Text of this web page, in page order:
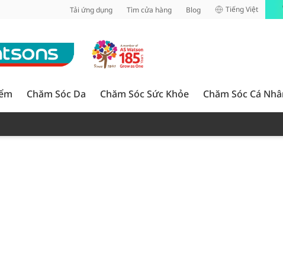
Tải ứng dụng Tìm cửa hàng Blog Tiếng Việt
Chăm Sóc Da Chăm Sóc Sức Khỏe Chăm Sóc Cá